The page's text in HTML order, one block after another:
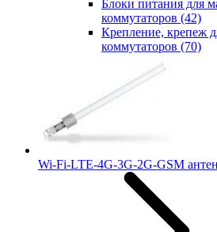
Блоки питания для
коммутаторов (42)
Крепление, крепеж
коммутаторов (70)
Wi-Fi-LTE-4G-3G-2G-GSM